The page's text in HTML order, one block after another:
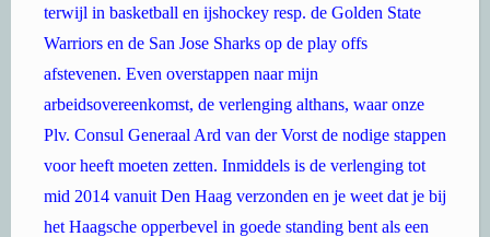
terwijl in basketball en ijshockey resp. de Golden State
Warriors en de San Jose Sharks op de play offs
afstevenen. Even overstappen naar mijn
arbeidsovereenkomst, de verlenging althans, waar onze
Plv. Consul Generaal Ard van der Vorst de nodige stappen
voor heeft moeten zetten. Inmiddels is de verlenging tot
mid 2014 vanuit Den Haag verzonden en je weet dat je bij
het Haagsche opperbevel in goede standing bent als een